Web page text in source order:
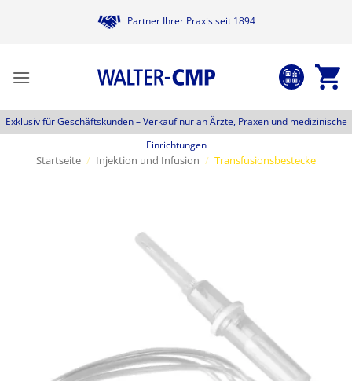
Partner Ihrer Praxis seit 1894
Exklusiv für Geschäftskunden –Verkauf nur an Ärzte, Praxen und medizinische
Einrichtungen
Startseite / Injektion und Infusion / Transfusionsbestecke